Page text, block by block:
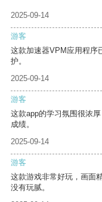
2025-09-14
游客
这款加速器VPM应用程序
护。
2025-09-14
游客
这款app的学习氛围很浓
成绩。
2025-09-14
游客
这款游戏非常好玩，画面
没有玩腻。